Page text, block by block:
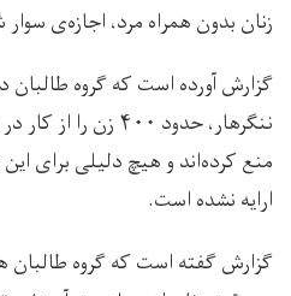
زنان بدون همراه مرد، اجازه‌ی
ننگرهار، حدود ۴۰۰
منع کرده‌اند و هیچ دلیلی برای
ارایه نشده است.
گزارش گفته است که گروه